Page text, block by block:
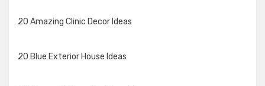
20 Amazing Clinic Decor Ideas
20 Blue Exterior House Ideas